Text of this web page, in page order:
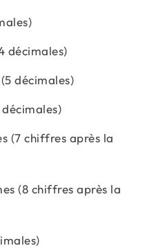
décimales)
décimales)
(7 chiffres après la
(8 chiffres après la